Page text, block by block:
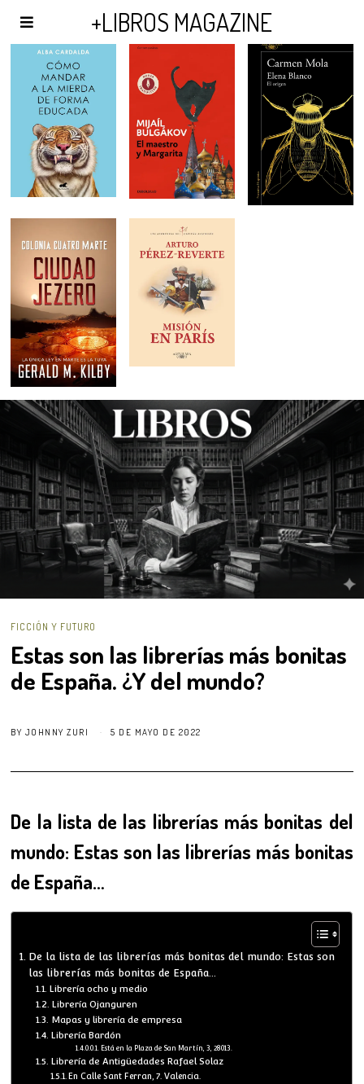
+LIBROS MAGAZINE
FICCIÓN Y FUTURO
Estas son las librerías más bonitas
de España. ¿Y del mundo?
BY JOHNNY ZURI 5 DE MAYO DE 2022
De la lista de las librerías más bonitas del
mundo: Estas son las librerías más bonitas
de España…
De la lista de las librerías más bonitas del mundo: Estas son
las librerías más bonitas de España…
Librería ocho y medio
Librería Ojanguren
Mapas y librería de empresa
Librería Bardón
Está en la Plaza de San Martín, 3, 28013.
Librería de Antigüedades Rafael Solaz
En Calle Sant Ferran, 7. Valencia.